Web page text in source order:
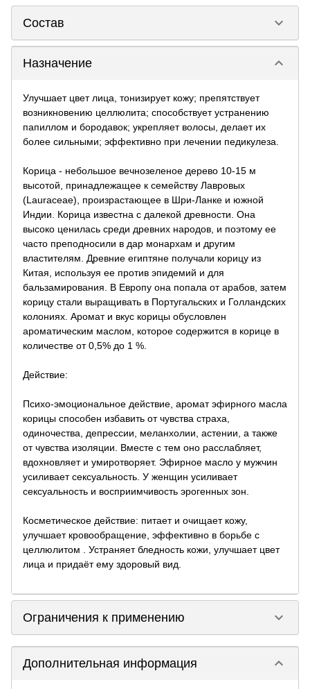
Состав keyboard_arrow_down
Назначение keyboard_arrow_down
Улучшает цвет лица, тонизирует кожу; препятствует
возникновению целлюлита; способствует устранению
папиллом и бородавок; укрепляет волосы, делает их
более сильными; эффективно при лечении педикулеза.
Корица - небольшое вечнозеленое дерево 10-15 м
высотой, принадлежащее к семейству Лавровых
(Lauraceae), произрастающее в Шри-Ланке и южной
Индии. Корица известна с далекой древности. Она
высоко ценилась среди древних народов, и поэтому ее
часто преподносили в дар монархам и другим
властителям. Древние египтяне получали корицу из
Китая, используя ее против эпидемий и для
бальзамирования. В Европу она попала от арабов, затем
корицу стали выращивать в Португальских и Голландских
колониях. Аромат и вкус корицы обусловлен
ароматическим маслом, которое содержится в корице в
количестве от 0,5% до 1 %.
Действие:
Психо-эмоциональное действие, аромат эфирного масла
корицы способен избавить от чувства страха,
одиночества, депрессии, меланхолии, астении, а также
от чувства изоляции. Вместе с тем оно расслабляет,
вдохновляет и умиротворяет. Эфирное масло у мужчин
усиливает сексуальность. У женщин усиливает
сексуальность и восприимчивость эрогенных зон.
Косметическое действие: питает и очищает кожу,
улучшает кровообращение, эффективно в борьбе с
целлюлитом . Устраняет бледность кожи, улучшает цвет
лица и придаёт ему здоровый вид.
Ограничения к применению keyboard_arrow_down
Дополнительная информация keyboard_arrow_down